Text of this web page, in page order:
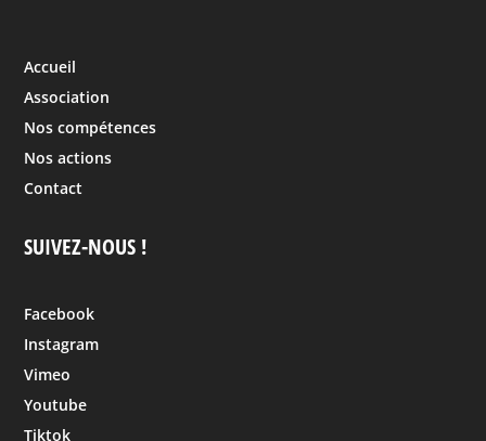
Accueil
Association
Nos compétences
Nos actions
Contact
SUIVEZ-NOUS !
Facebook
Instagram
Vimeo
Youtube
Tiktok